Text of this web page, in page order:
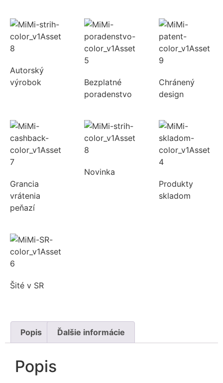
Autorský
výrobok
Bezplatné
poradenstvo
Chránený
design
Grancia
vrátenia
peňazí
Novinka
Produkty
skladom
Šité v SR
Popis Ďalšie informácie
Popis